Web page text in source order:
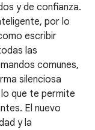
y de confianza.
por lo
escribir
las
comunes,
silenciosa
que te permite
El nuevo
y la